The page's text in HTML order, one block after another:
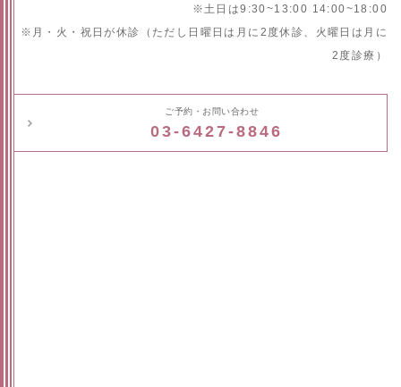
※土日は9:30~13:00 14:00~18:00
※月・火・祝日が休診（ただし日曜日は月に2度休診、火曜日は月に
2度診療）
ご予約・お問い合わせ
03-6427-8846